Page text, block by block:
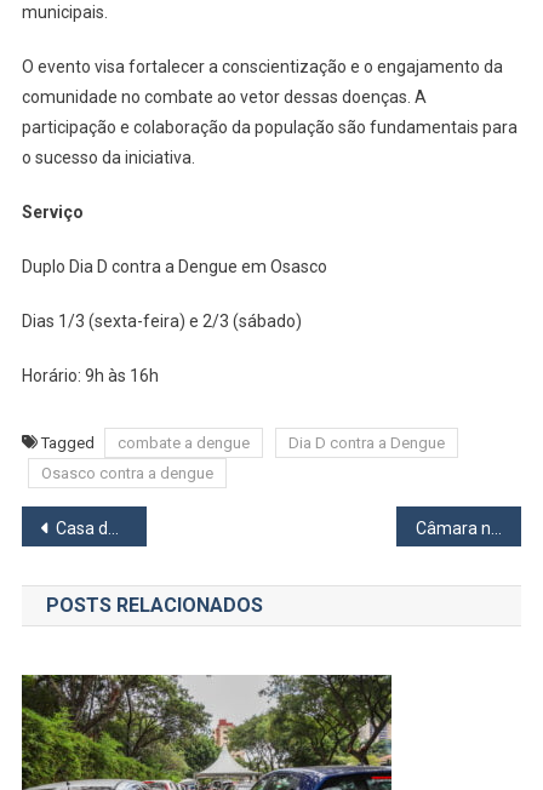
municipais.
O evento visa fortalecer a conscientização e o engajamento da
comunidade no combate ao vetor dessas doenças. A
participação e colaboração da população são fundamentais para
o sucesso da iniciativa.
Serviço
Duplo Dia D contra a Dengue em Osasco
Dias 1/3 (sexta-feira) e 2/3 (sábado)
Horário: 9h às 16h
Tagged combate a dengue
Dia D contra a Dengue
Osasco contra a dengue
Navegação
de
Post
Casa do Trabalhador de Jandira abre processo seletivo par vagas de auxiliar e líder de limpeza
POSTS RELACIONADOS